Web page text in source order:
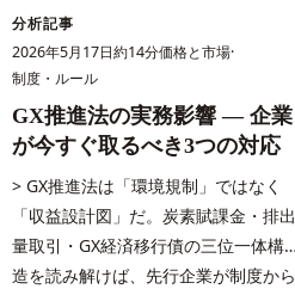
分析記事
2026年5月17日約14分価格と市場·
制度・ルール
GX推進法の実務影響 — 企業
が今すぐ取るべき3つの対応
> GX推進法は「環境規制」ではなく
「収益設計図」だ。炭素賦課金・排出
量取引・GX経済移行債の三位一体構
造を読み解けば、先行企業が制度から